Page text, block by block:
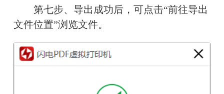
第七步、导出成功后，可点击“前往导出
文件位置”浏览文件。